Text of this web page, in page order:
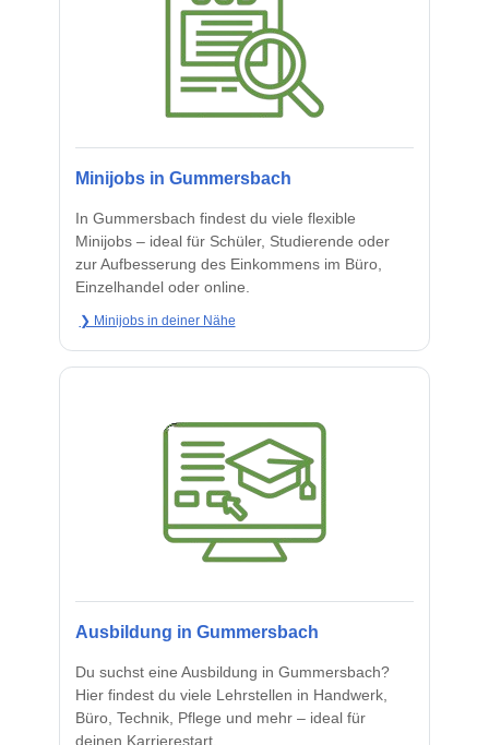
Minijobs in Gummersbach
In Gummersbach findest du viele flexible
Minijobs – ideal für Schüler, Studierende oder
zur Aufbesserung des Einkommens im Büro,
Einzelhandel oder online.
❯ Minijobs in deiner Nähe
Ausbildung in Gummersbach
Du suchst eine Ausbildung in Gummersbach?
Hier findest du viele Lehrstellen in Handwerk,
Büro, Technik, Pflege und mehr – ideal für
deinen Karrierestart.